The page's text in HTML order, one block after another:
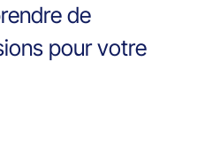
de
pour votre